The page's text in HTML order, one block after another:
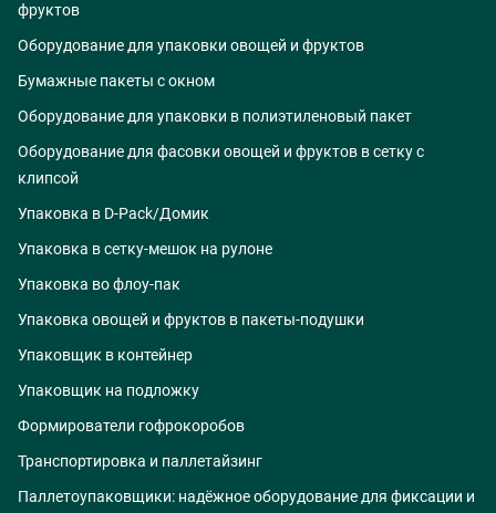
фруктов
Оборудование для упаковки овощей и фруктов
Бумажные пакеты с окном
Оборудование для упаковки в полиэтиленовый пакет
Оборудование для фасовки овощей и фруктов в сетку с
клипсой
Упаковка в D-Pack/Домик
Упаковка в сетку-мешок на рулоне
Упаковка во флоу-пак
Упаковка овощей и фруктов в пакеты-подушки
Упаковщик в контейнер
Упаковщик на подложку
Формирователи гофрокоробов
Транспортировка и паллетайзинг
Паллетоупаковщики: надёжное оборудование для фиксации и